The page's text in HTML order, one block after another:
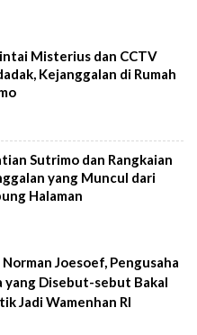
Misterius dan CCTV
Kejanggalan di Rumah
Sutrimo dan Rangkaian
yang Muncul dari
Halaman
Joesoef, Pengusaha
yang Disebut-sebut Bakal
Jadi Wamenhan RI